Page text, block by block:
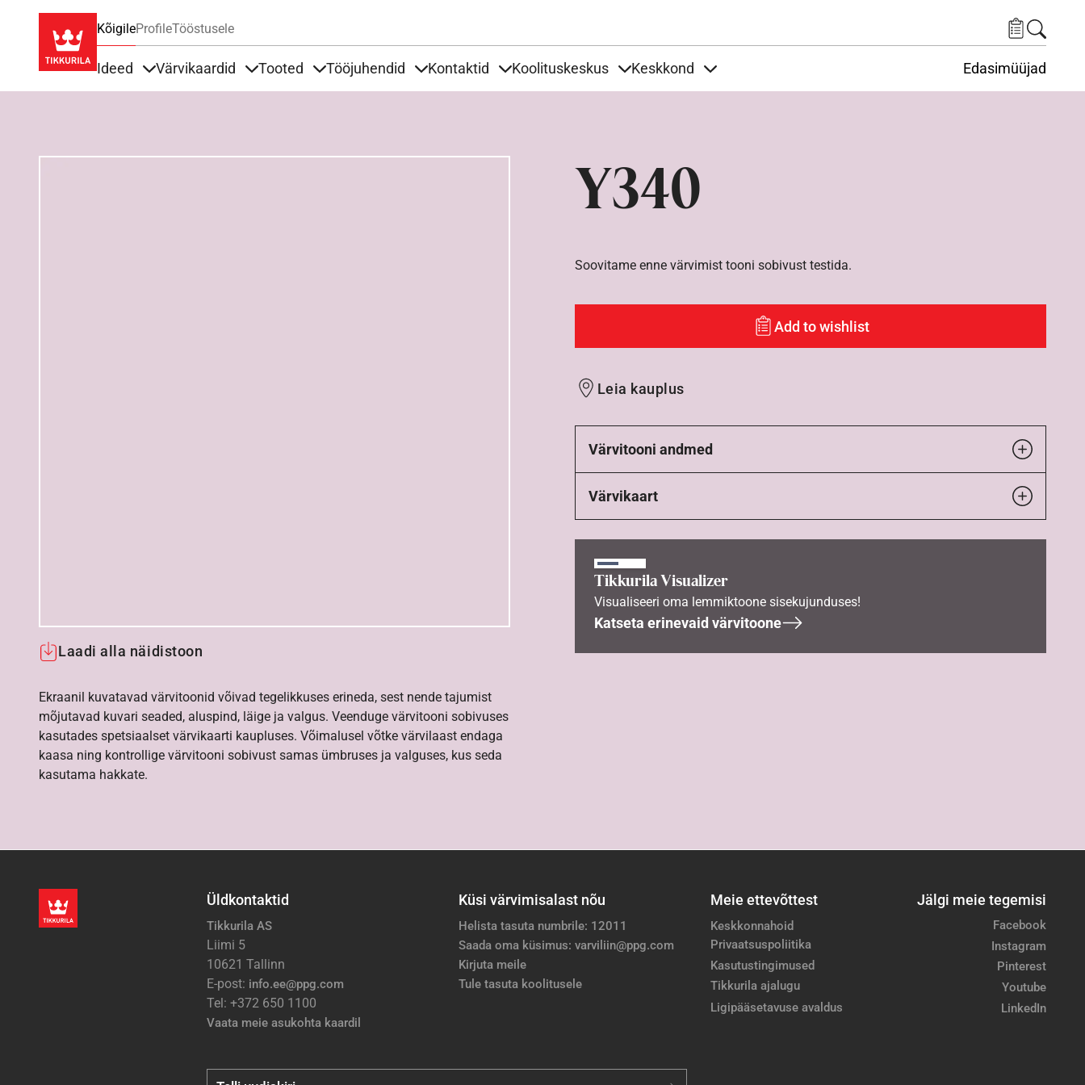
KõigileProfileTööstusele
Ideed Värvikaardid Tooted Tööjuhendid Kontaktid Koolituskeskus Keskkond Edasimüüjad
Y340
Laadi alla näidistoon
Ekraanil kuvatavad värvitoonid võivad tegelikkuses erineda, sest nende tajumist
mõjutavad kuvari seaded, aluspind, läige ja valgus. Veenduge värvitooni sobivuses
kasutades spetsiaalset värvikaarti kaupluses. Võimalusel võtke värvilaast endaga
kaasa ning kontrollige värvitooni sobivust samas ümbruses ja valguses, kus seda
kasutama hakkate.
Soovitame enne värvimist tooni sobivust testida.
Add to wishlist
Leia kauplus
Värvitooni andmed
Värvikaart
Tikkurila Visualizer
Visualiseeri oma lemmiktoone sisekujunduses!
Katseta erinevaid värvitoone
Üldkontaktid
Tikkurila AS
Liimi 5
10621 Tallinn
E-post: info.ee@ppg.com
Tel: +372 650 1100
Vaata meie asukohta kaardil
Küsi värvimisalast nõu
Helista tasuta numbrile: 12011
Saada oma küsimus: varviliin@ppg.com
Kirjuta meile
Tule tasuta koolitusele
Meie ettevõttest
Keskkonnahoid
Privaatsuspoliitika
Kasutustingimused
Tikkurila ajalugu
Ligipääsetavuse avaldus
Jälgi meie tegemisi
Facebook
Instagram
Pinterest
Youtube
LinkedIn